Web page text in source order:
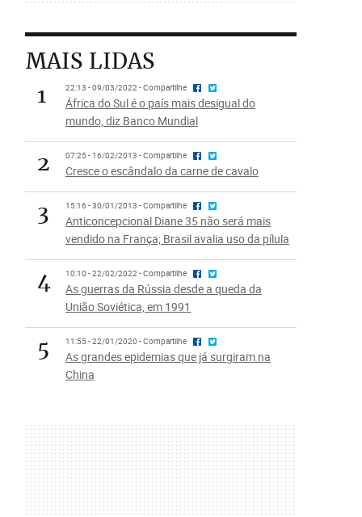
MAIS LIDAS
1
22:13 - 09/03/2022 - Compartilhe
África do Sul é o país mais desigual do
mundo, diz Banco Mundial
2 07:25 - 16/02/2013 - Compartilhe
Cresce o escândalo da carne de cavalo
3 15:16 - 30/01/2013 - Compartilhe
Anticoncepcional Diane 35 não será mais
vendido na França; Brasil avalia uso da pílula
4 10:10 - 22/02/2022 - Compartilhe
As guerras da Rússia desde a queda da
União Soviética, em 1991
5 11:55 - 22/01/2020 - Compartilhe
As grandes epidemias que já surgiram na
China